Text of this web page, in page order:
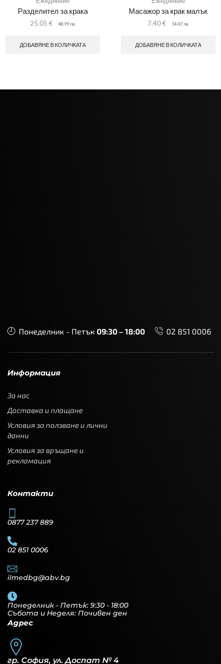
Разделител за крака
25.05 € 48.99 лв.
ДОБАВЯНЕ В КОЛИЧКАТА
Масажор за крак малък
7.40€ 14.47 лв.
ДОБАВЯНЕ В КОЛИЧКАТА
Понеделник - Петък 09:30 – 18:00 02 851 0006
Информация
За нас
Доставка и плащане
Условия за ползване и лични
данни
Условия за връщане и
рекламация
Контакти
0877 237 889
02 851 0006
ilmedbg@abv.bg
Понеделник - Петък: 9:30 - 18:00
Събота и Неделя: Почивен ден
Адрес
гр. София, ул. Доспат № 4